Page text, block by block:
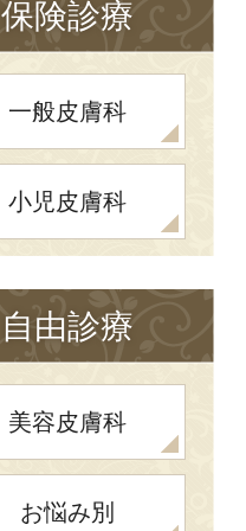
保険診療
一般皮膚科
小児皮膚科
自由診療
美容皮膚科
お悩み別